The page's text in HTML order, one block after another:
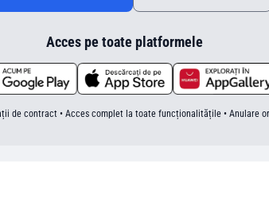
Acces pe toate platformele
de contract • Acces complet la toate funcționalitățile • Anulare